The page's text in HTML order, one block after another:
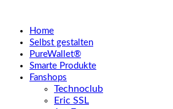
Home
Selbst gestalten
PureWallet®
Smarte Produkte
Fanshops
Technoclub
Eric SSL